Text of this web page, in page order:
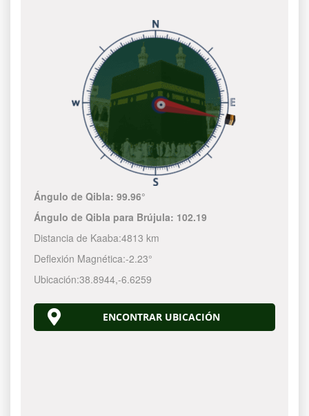
Ángulo de Qibla:99.96°
Ángulo de Qibla para Brújula: 102.19
Distancia de Kaaba:4813 km
Deflexión Magnética:-2.23°
Ubicación:38.8944,-6.6259
ENCONTRAR UBICACIÓN